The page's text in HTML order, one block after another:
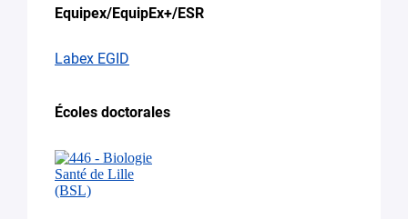
Equipex/EquipEx+/ESR
Labex EGID
Écoles doctorales